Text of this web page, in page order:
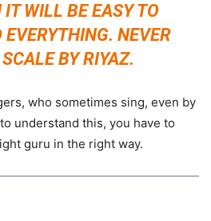
IT WILL BE EASY TO
EVERYTHING. NEVER
BY RIYAZ.
who sometimes sing, even by
understand this, you have to
guru in the right way.